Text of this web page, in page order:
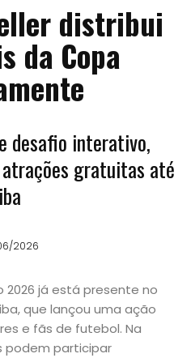
distribui
da Copa
desafio interativo,
gratuitas até
2026
2026 já está presente no
que lançou uma ação
e fãs de futebol. Na
podem participar